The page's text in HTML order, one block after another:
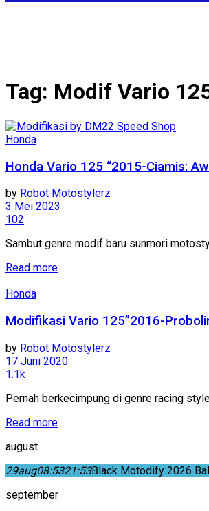
Tag: Modif Vario
Honda
Honda Vario 125 “2015-Ciamis:
by Robot Motostylerz
3 Mei 2023
102
Sambut genre modif baru sunmori
Read more
Honda
Modifikasi Vario 125”2016-
by Robot Motostylerz
17 Juni 2020
1.1k
Pernah berkecimpung di genre racing
Read more
august
29aug08:5321:53Black Motodify 2026
september